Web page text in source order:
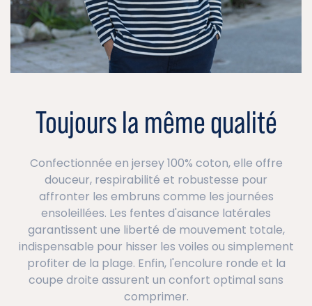
Toujours la même qualité
Confectionnée en jersey 100% coton, elle offre
douceur, respirabilité et robustesse pour
affronter les embruns comme les journées
ensoleillées. Les fentes d'aisance latérales
garantissent une liberté de mouvement totale,
indispensable pour hisser les voiles ou simplement
profiter de la plage. Enfin, l'encolure ronde et la
coupe droite assurent un confort optimal sans
comprimer.